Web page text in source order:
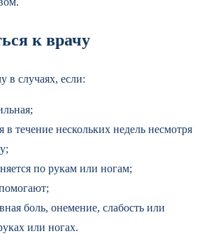
к врачу
в случаях, если:
в течение нескольких недель несмотря
по рукам или ногам;
боль, онемение, слабость или
или ногах.